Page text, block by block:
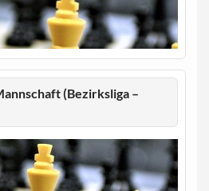
(Bezirksliga –